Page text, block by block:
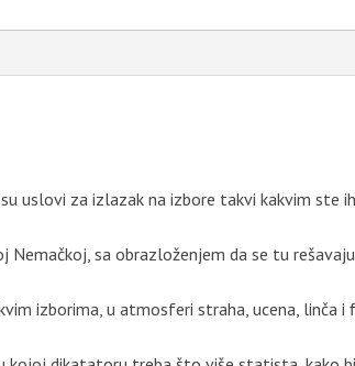
uslovi za izlazak na izbore takvi kakvim ste
sa obrazloženjem da se tu
izborima, u atmosferi straha, ucena, linča i